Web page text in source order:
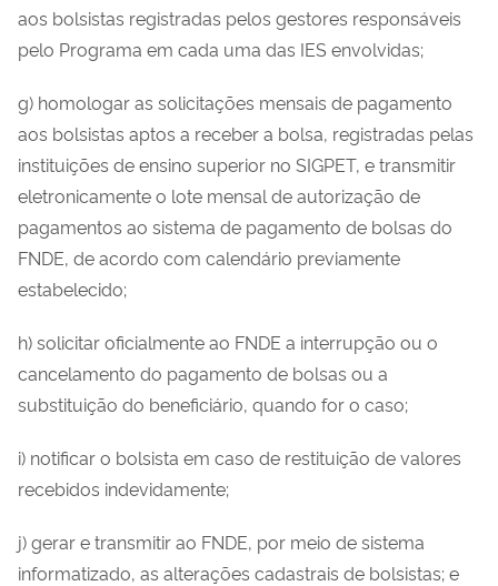
aos bolsistas registradas pelos gestores responsáveis
pelo Programa em cada uma das IES envolvidas;
g) homologar as solicitações mensais de pagamento
aos bolsistas aptos a receber a bolsa, registradas pelas
instituições de ensino superior no SIGPET, e transmitir
eletronicamente o lote mensal de autorização de
pagamentos ao sistema de pagamento de bolsas do
FNDE, de acordo com calendário previamente
estabelecido;
h) solicitar oficialmente ao FNDE a interrupção ou o
cancelamento do pagamento de bolsas ou a
substituição do beneficiário, quando for o caso;
i) notificar o bolsista em caso de restituição de valores
recebidos indevidamente;
j) gerar e transmitir ao FNDE, por meio de sistema
informatizado, as alterações cadastrais de bolsistas; e